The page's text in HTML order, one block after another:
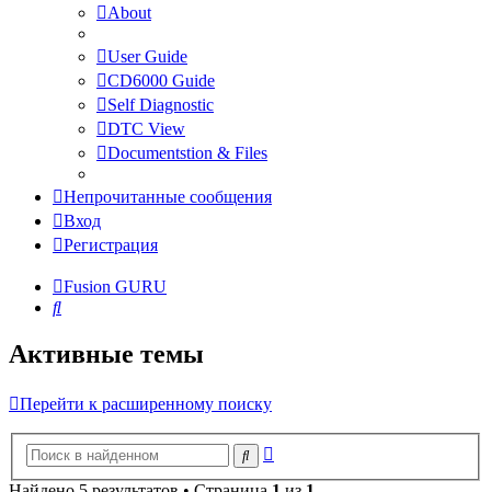
About
User Guide
CD6000 Guide
Self Diagnostic
DTC View
Documentstion & Files
Непрочитанные сообщения
Вход
Регистрация
Fusion GURU
Поиск
Активные темы
Перейти к расширенному поиску
Поиск